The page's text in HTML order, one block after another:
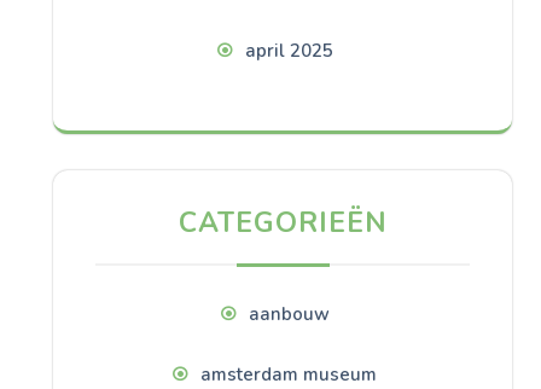
april 2025
CATEGORIEËN
aanbouw
amsterdam museum